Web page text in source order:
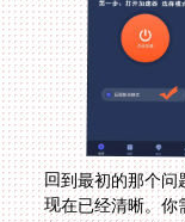
回到最初的那个问